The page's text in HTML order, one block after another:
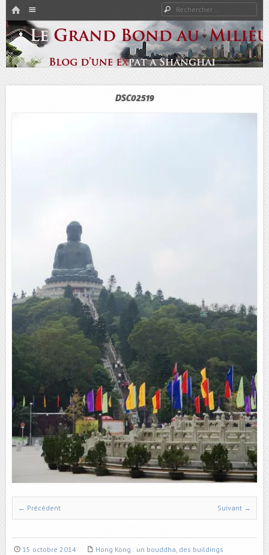
HOME
PASSER AU CONTENU
Rechercher
Le Grand Bond Au Milieu
Expat à Shanghai en famille – Vivre en Chine – Blog
DSC02519
← Précédent Suivant →
15 octobre 2014
Hong Kong : un bouddha, des buildings